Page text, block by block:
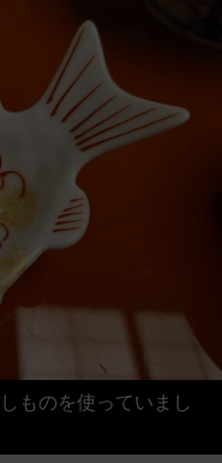
ものを使っていまし